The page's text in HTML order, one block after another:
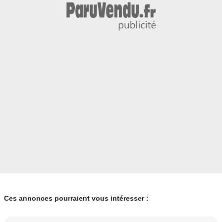
Ces annonces pourraient vous intéresser :